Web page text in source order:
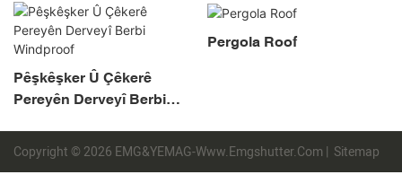
Pêşkêşker Û Çêkerê
Pereyên Derveyî Berbi
Pergola Roof
Copyright © 2026 EMG&YEMAG-Www.emgshutter.com | Sitemap